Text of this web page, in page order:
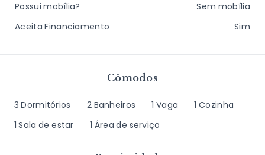
Cômodos
3 Dormitórios 2 Banheiros 1 Vaga
1 Cozinha
1 Sala de estar
1 Área de serviço
Possui mobília?
Sem mobília
Aceita Financiamento
Sim